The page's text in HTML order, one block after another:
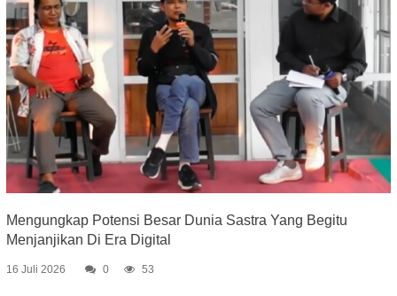
Mengungkap Potensi Besar Dunia Sastra Yang Begitu
Menjanjikan Di Era Digital
16 Juli 2026 0 53